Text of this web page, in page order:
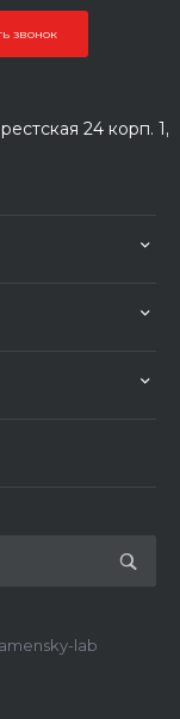
звонок
24 корп. 1,
lab